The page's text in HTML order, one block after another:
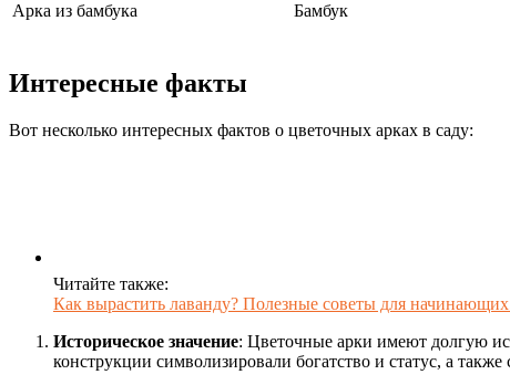
Арка из бамбука
Бамбук
Интересные факты
Вот несколько интересных фактов о цветочных арках в саду:
Читайте также:
Как вырастить лаванду? Полезные советы для
Историческое значение: Цветочные арки имеют долгую
конструкции символизировали богатство и статус, а